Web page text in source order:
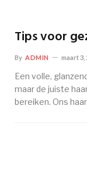
Tips voor
By ADMIN maart 3,
Een volle,
maar de juiste
bereiken. Ons